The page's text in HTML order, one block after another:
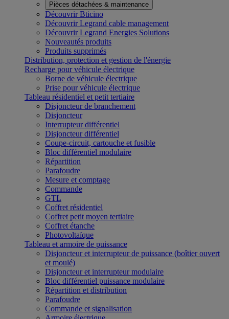
Pièces détachées & maintenance
Découvrir Bticino
Découvrir Legrand cable management
Découvrir Legrand Energies Solutions
Nouveautés produits
Produits supprimés
Distribution, protection et gestion de l'énergie
Recharge pour véhicule électrique
Borne de véhicule électrique
Prise pour véhicule électrique
Tableau résidentiel et petit tertiaire
Disjoncteur de branchement
Disjoncteur
Interrupteur différentiel
Disjoncteur différentiel
Coupe-circuit, cartouche et fusible
Bloc différentiel modulaire
Répartition
Parafoudre
Mesure et comptage
Commande
GTL
Coffret résidentiel
Coffret petit moyen tertiaire
Coffret étanche
Photovoltaïque
Tableau et armoire de puissance
Disjoncteur et interrupteur de puissance (boîtier ouvert
et moulé)
Disjoncteur et interrupteur modulaire
Bloc différentiel puissance modulaire
Répartition et distribution
Parafoudre
Commande et signalisation